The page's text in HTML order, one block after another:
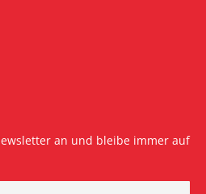
an und bleibe immer auf